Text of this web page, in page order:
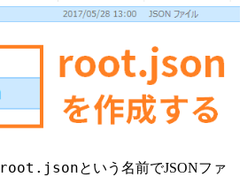
root.jsonという名前でJSONファ